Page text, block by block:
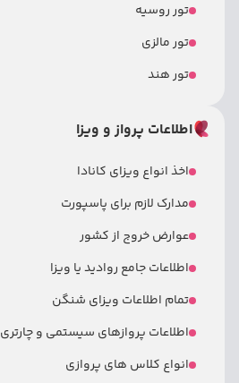
تور روسیه
تور مالزی
تور هند
اطلاعات پرواز و ویزا
اخذ انواع ویزای کانادا
مدارک لازم برای پاسپورت
عوارض خروج از کشور
اطلاعات جامع روادید یا ویزا
تمام اطلاعات ویزای شنگن
اطلاعات پروازهای سیستمی و چارتری
انواع کلاس های پروازی